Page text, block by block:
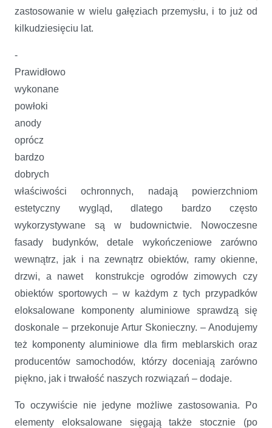
zastosowanie w wielu gałęziach przemysłu, i to już od
kilkudziesięciu lat.
-
Prawidłowo
wykonane
powłoki
anody
oprócz
bardzo
dobrych
właściwości ochronnych, nadają powierzchniom
estetyczny wygląd, dlatego bardzo często
wykorzystywane są w budownictwie. Nowoczesne
fasady budynków, detale wykończeniowe zarówno
wewnątrz, jak i na zewnątrz obiektów, ramy okienne,
drzwi, a nawet konstrukcje ogrodów zimowych czy
obiektów sportowych – w każdym z tych przypadków
eloksalowane komponenty aluminiowe sprawdzą się
doskonale – przekonuje Artur Skonieczny. – Anodujemy
też komponenty aluminiowe dla firm meblarskich oraz
producentów samochodów, którzy doceniają zarówno
piękno, jak i trwałość naszych rozwiązań – dodaje.
To oczywiście nie jedyne możliwe zastosowania. Po
elementy eloksalowane sięgają także stocznie (po